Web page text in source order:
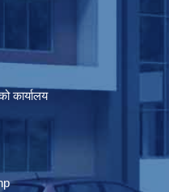
कार्यालय